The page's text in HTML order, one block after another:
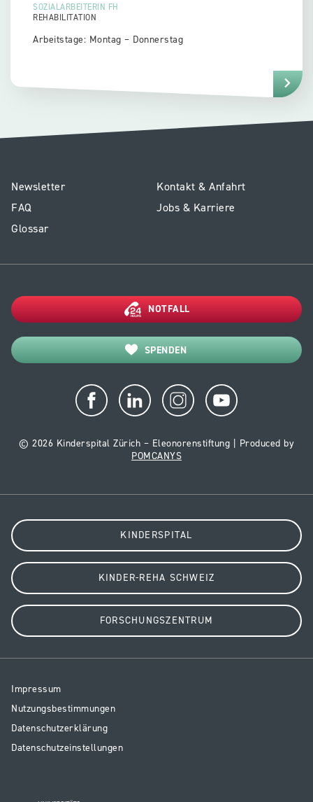
SOZIALARBEITERIN FH
REHABILITATION
Arbeitstage: Montag – Donnerstag
E2
-
Footer
Newsletter
FAQ
Glossar
Service
Kinder-
Kontakt & Anfahrt
Jobs & Karriere
NOTFALL
SPENDEN
© 2026 Kinderspital Zürich – Eleonorenstiftung | Produced by
POMCANYS
KINDERSPITAL
KINDER-REHA SCHWEIZ
FORSCHUNGSZENTRUM
Resp
Legal
Impressum
Nutzungsbestimmungen
Datenschutzerklärung
Datenschutzeinstellungen